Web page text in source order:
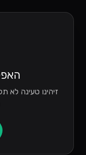
זיהינו טעינה לא